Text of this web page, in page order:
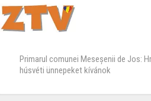
Primarul comunei Meseșenii de Jos:
húsvéti ünnepeket kívánok